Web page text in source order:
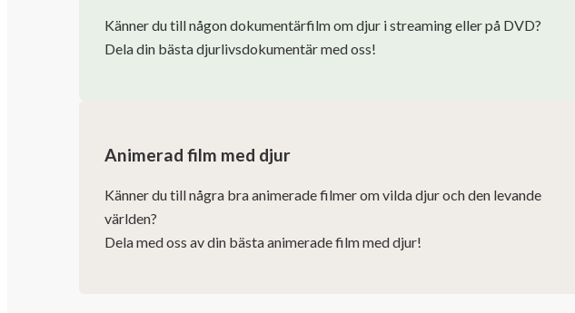
Känner du till någon dokumentärfilm om djur i streaming eller på DVD?
Dela din bästa djurlivsdokumentär med oss!
Animerad film med djur
Känner du till några bra animerade filmer om vilda djur och den levande
världen?
Dela med oss ​​av din bästa animerade film med djur!